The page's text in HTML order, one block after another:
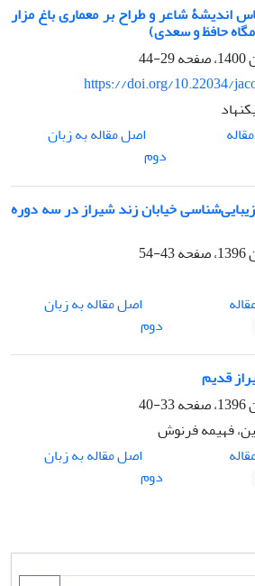
اندیشۀ شاعر و طراح بر معماری باغ مزار
حافظ و سعدی)
29-44
https://doi.org/10.22034/
اصل مقاله به زبان
دوم
خیابان زند شیراز در سه دوره
43-54
اصل مقاله به زبان
دوم
قدیم
33-40
فهیمه فرنوش
اصل مقاله به زبان
دوم